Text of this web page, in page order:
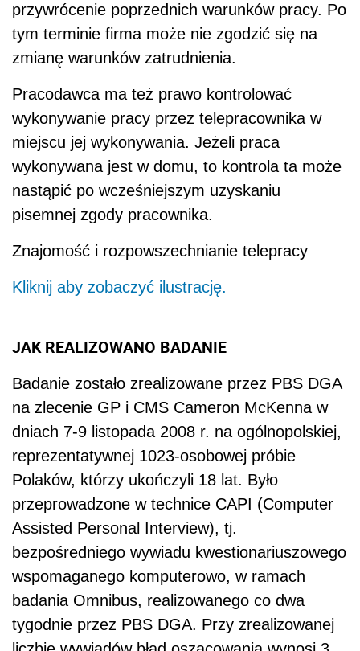
przywrócenie poprzednich warunków pracy. Po
tym terminie firma może nie zgodzić się na
zmianę warunków zatrudnienia.
Pracodawca ma też prawo kontrolować
wykonywanie pracy przez telepracownika w
miejscu jej wykonywania. Jeżeli praca
wykonywana jest w domu, to kontrola ta może
nastąpić po wcześniejszym uzyskaniu
pisemnej zgody pracownika.
Znajomość i rozpowszechnianie telepracy
Kliknij aby zobaczyć ilustrację.
JAK REALIZOWANO BADANIE
Badanie zostało zrealizowane przez PBS DGA
na zlecenie GP i CMS Cameron McKenna w
dniach 7-9 listopada 2008 r. na ogólnopolskiej,
reprezentatywnej 1023-osobowej próbie
Polaków, którzy ukończyli 18 lat. Było
przeprowadzone w technice CAPI (Computer
Assisted Personal Interview), tj.
bezpośredniego wywiadu kwestionariuszowego
wspomaganego komputerowo, w ramach
badania Omnibus, realizowanego co dwa
tygodnie przez PBS DGA. Przy zrealizowanej